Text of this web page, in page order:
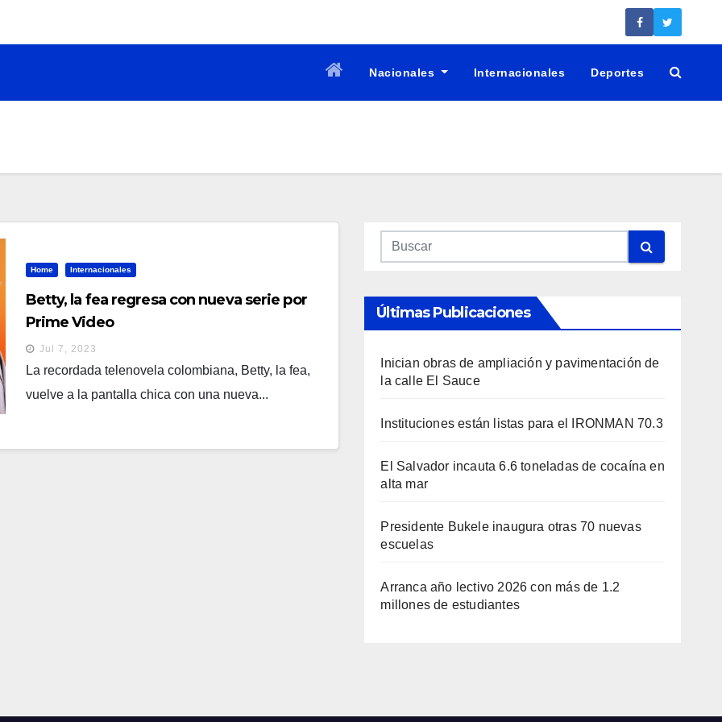
Nacionales Internacionales Deportes
Home Internacionales
Betty, la fea regresa con nueva serie por
Prime Video
Jul 7, 2023
La recordada telenovela colombiana, Betty, la fea,
vuelve a la pantalla chica con una nueva...
Últimas Publicaciones
Inician obras de ampliación y pavimentación de
la calle El Sauce
Instituciones están listas para el IRONMAN 70.3
El Salvador incauta 6.6 toneladas de cocaína en
alta mar
Presidente Bukele inaugura otras 70 nuevas
escuelas
Arranca año lectivo 2026 con más de 1.2
millones de estudiantes